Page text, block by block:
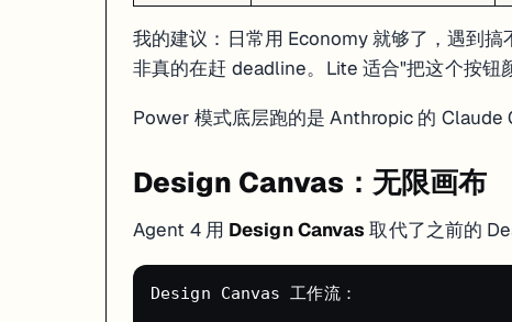
Drizzle Studio可以直接在浏览器里可视化查看和编辑数据库内容
-- 你不需要手写这些，Agent 会根据你的描述自动创建
  id SERIAL PRIMARY KEY,
  title VARCHAR(255) NOT NULL,
  completed BOOLEAN DEFAULT FALSE,
  user_id INTEGER REFERENCES users(id),
  created_at TIMESTAMP DEFAULT NOW()
2025 年 12 月起，所有新数据库都跑在 Replit 自建的基础设施上（之前是
我的建议：日常用 Economy 就够了，遇到
非真的在赶 deadline。Lite 适合"把这个按钮
Power 模式底层跑的是 Anthropic 的 Claude
Design Canvas：无限画布
Agent 4 用 Design Canvas 取代了之前的
Design Canvas 工作流：